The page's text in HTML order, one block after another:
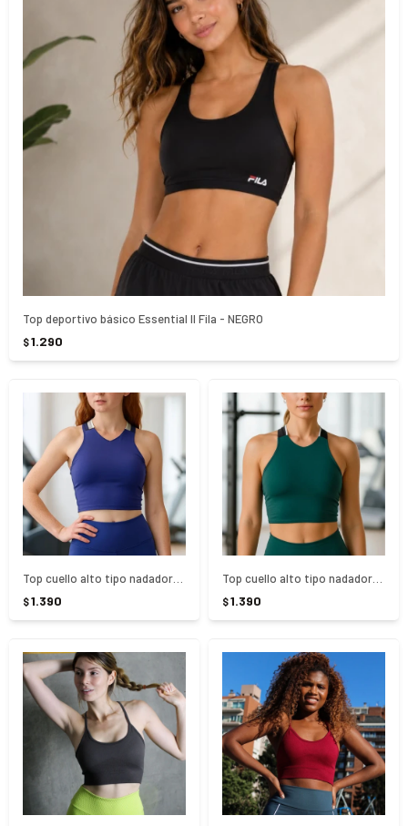
Top deportivo básico Essential II Fila - NEGRO
$1.290
Top cuello alto tipo nadadora Match Tenis Fila - AZUL
$1.390
Top cuello alto tipo nadadora Match Tenis Fila - Verde
$1.390